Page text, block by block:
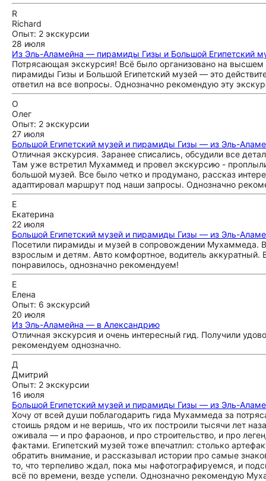
R
Richard
Опыт: 2 экскурсии
28 июля
Из Эль-Аламейна — пирамиды Гизы и Большой Египетский
Потрясающая экскурсия! Всё было организовано на
пирамиды Гизы и Большой Египетский музей — это
ответил на все вопросы. Однозначно рекомендую эту
О
Олег
Опыт: 2 экскурсии
27 июля
Большой Египетский музей и пирамиды Гизы — из Эль-
Отличная экскурсия. Заранее списались, обсудили все
Там уже встретил Мухаммед и провел экскурсию -
большой музей. Все было четко и продумано, рассказ
адаптировал маршрут под наши запросы. Однозначно
Е
Екатерина
22 июля
Большой Египетский музей и пирамиды Гизы — из Эль-
Посетили пирамиды и музей в сопровождении Мухаммеда.
взрослым и детям. Авто комфортное, водитель
понравилось, однозначно рекомендуем!
Е
Елена
Опыт: 6 экскурсий
20 июля
Из Эль-Аламейна — в Александрию
Отличная экскурсия и очень интересный гид. Получили
рекомендуем однозначно.
Д
Дмитрий
Опыт: 2 экскурсии
16 июля
Большой Египетский музей и пирамиды Гизы — из Эль-
Хочу от всей души поблагодарить гида Мухаммеда за
стоишь рядом и не веришь, что их построили тысячи лет
оживала — и про фараонов, и про строительство, и про
фактами. Египетский музей тоже впечатлил: столько
обратить внимание, и рассказывал истории про самые
то, что терпеливо ждал, пока мы нафотографируемся, и
всё по времени, везде успели. Однозначно рекомендую